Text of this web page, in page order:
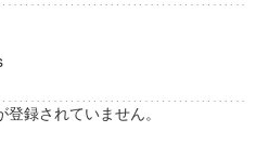
録されていません。